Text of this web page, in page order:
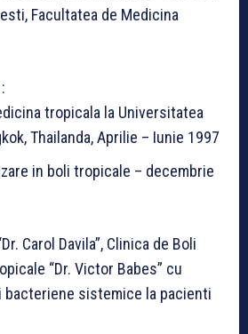
Facultatea de Medicina
tropicala la Universitatea
Thailanda, Aprilie – Iunie 1997
in boli tropicale – decembrie
Carol Davila”, Clinica de Boli
“Dr. Victor Babes” cu
bacteriene sistemice la pacienti